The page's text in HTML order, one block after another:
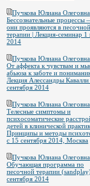
Пучкова Юлиана Олеговна
Бессознательные процессы
они проявляются в песочной
терапии | Лекция-семинар 1
2014
Пучкова Юлиана Олеговна
От аффекта к чувствам и
абьюза к заботе и
Лекция Алессандры Кавалли
сентября 2014
Пучкова Юлиана Олеговна
Телесные симптомы и
психосоматические
детей в клинической
Принципы и методы
с 15 сентября 2014, Москва
Пучкова Юлиана Олеговна
Обучающая программа по
песочной терапии
сентября 2014